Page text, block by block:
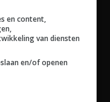
en content,
van diensten
en/of openen